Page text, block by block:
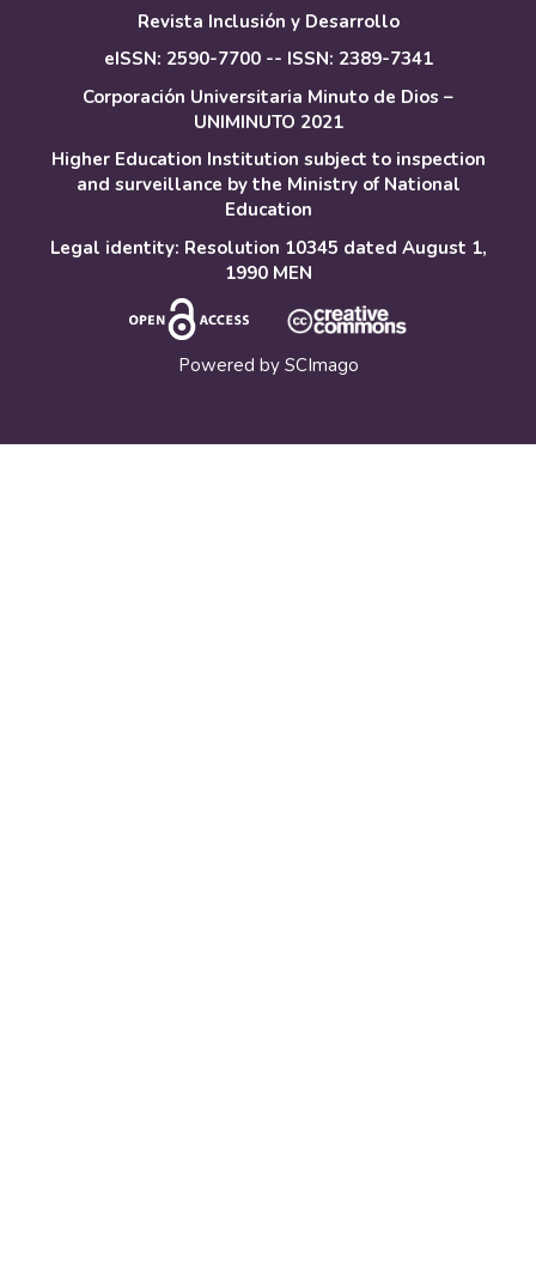
Revista Inclusión y Desarrollo
eISSN: 2590-7700 -- ISSN: 2389-7341
Corporación Universitaria Minuto de Dios –
UNIMINUTO 2021
Higher Education Institution subject to inspection
and surveillance by the Ministry of National
Education
Legal identity: Resolution 10345 dated August 1,
1990 MEN
Powered by SCImago